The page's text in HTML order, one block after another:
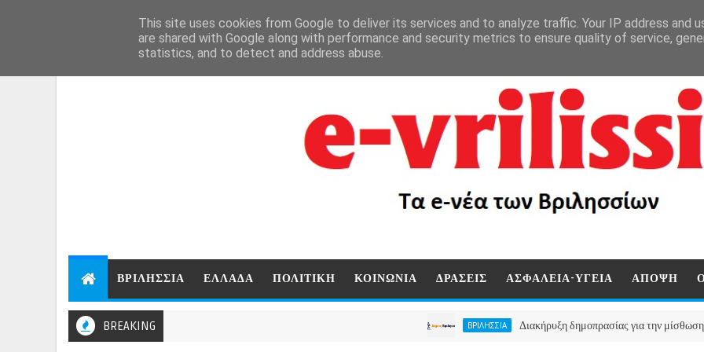
ΒΡΙΛΗΣΣΙΑ ΕΛΛΑΔΑ ΠΟΛΙΤΙΚΗ ΚΟΙΝΩΝΙΑ ΔΡΑΣΕΙΣ ΑΣΦΑΛΕΙΑ-ΥΓΕΙΑ ΑΠΟΨΗ
BREAKING ΒΡΙΛΗΣΣΙΑ Διακήρυξη δημοπρασίας για την μίσθωση
This site uses cookies from Google to deliver its services and to analyze traffic. Your IP address and
are shared with Google along with performance and security metrics to ensure quality of service,
statistics, and to detect and address abuse.